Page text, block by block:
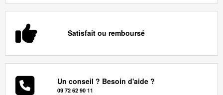
Satisfait ou remboursé
Un conseil ? Besoin d'aide ?
09 72 62 90 11